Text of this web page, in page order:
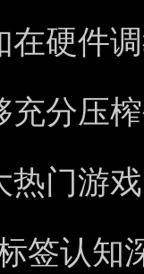
在硬件
充分压
门游
签认知